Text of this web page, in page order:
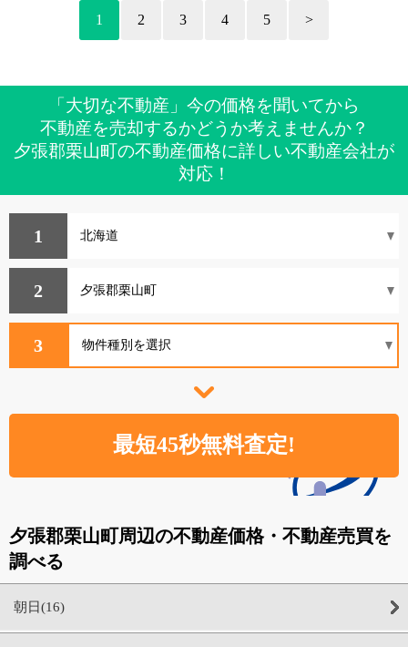
1 2 3 4 5 >
「大切な不動産」今の価格を聞いてから
不動産を売却するかどうか考えませんか？
夕張郡栗山町の不動産価格に詳しい不動産会社が
対応！
1
2
3
夕張郡栗山町周辺の不動産価格・不動産売買を
調べる
朝日(16)